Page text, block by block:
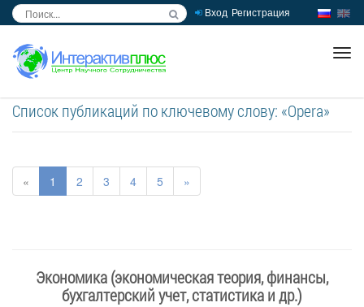
Вход Регистрация
Список публикаций по ключевому слову: «Opera»
« 1 2 3 4 5 »
Экономика (экономическая теория, финансы,
бухгалтерский учет, статистика и др.)